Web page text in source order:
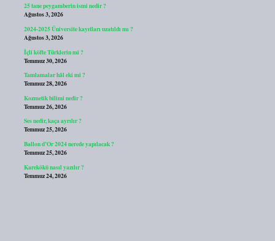
25 tane peygamberin ismi nedir ?
Ağustos 3, 2026
2024-2025 Üniversite kayıtları uzatıldı mı ?
Ağustos 3, 2026
İçli köfte Türklerin mi ?
Temmuz 30, 2026
Tamlamalar hâl eki mi ?
Temmuz 28, 2026
Kozmetik bilimi nedir ?
Temmuz 26, 2026
Ses nedir, kaça ayrılır ?
Temmuz 25, 2026
Ballon d’Or 2024 nerede yapılacak ?
Temmuz 25, 2026
Karekökü nasıl yazılır ?
Temmuz 24, 2026